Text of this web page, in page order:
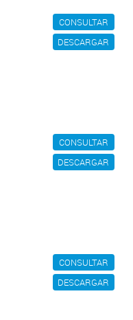
CONSULTAR
DESCARGAR
CONSULTAR
DESCARGAR
CONSULTAR
DESCARGAR